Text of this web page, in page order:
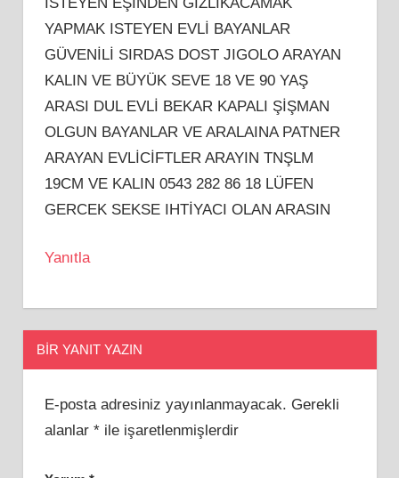
YAPMAK ISTEYEN EVLİ BAYANLAR
GÜVENİLİ SIRDAS DOST JIGOLO ARAYAN
KALIN VE BÜYÜK SEVE 18 VE 90 YAŞ
ARASI DUL EVLİ BEKAR KAPALI ŞİŞMAN
OLGUN BAYANLAR VE ARALAINA PATNER
ARAYAN EVLİCİFTLER ARAYIN TNŞLM
19CM VE KALIN 0543 282 86 18 LÜFEN
GERCEK SEKSE IHTİYACI OLAN ARASIN
Yanıtla
BIR YANIT YAZIN
E-posta adresiniz yayınlanmayacak. Gerekli
alanlar *ile işaretlenmişlerdir